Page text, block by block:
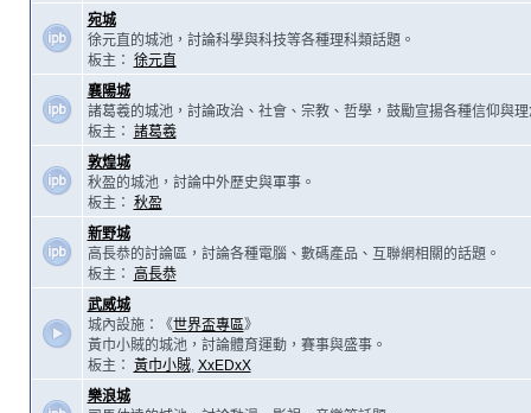
宛城
徐元直的城池，討論科學與科技等各種理科類話題。
板主： 徐元直
襄陽城
諸葛羲的城池，討論政治、社會、宗教、哲學，鼓勵宣揚各種信仰與理
板主： 諸葛羲
敦煌城
秋盈的城池，討論中外歷史與軍事。
板主： 秋盈
新野城
高長恭的討論區，討論各種電腦、數碼產品、互聯網相關的話題。
板主：
高長恭
武威城
城內設施：《世界盃專區》
黃巾小賊的城池，討論體育運動，賽事與盛事。
板主： 黃巾小賊, XxEDxX
樂浪城